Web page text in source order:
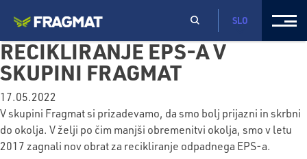
SLO
RECIKLIRANJE EPS-A V
SKUPINI FRAGMAT
17.05.2022
V skupini Fragmat si prizadevamo, da smo bolj prijazni in skrbni
do okolja. V želji po čim manjši obremenitvi okolja, smo v letu
2017 zagnali nov obrat za recikliranje odpadnega EPS-a.